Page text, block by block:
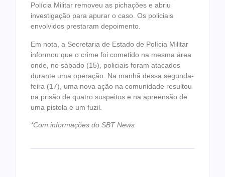
Polícia Militar removeu as pichações e abriu
investigação para apurar o caso. Os policiais
envolvidos prestaram depoimento.
Em nota, a Secretaria de Estado de Polícia Militar
informou que o crime foi cometido na mesma área
onde, no sábado (15), policiais foram atacados
durante uma operação. Na manhã dessa segunda-
feira (17), uma nova ação na comunidade resultou
na prisão de quatro suspeitos e na apreensão de
uma pistola e um fuzil.
*Com informações do SBT News